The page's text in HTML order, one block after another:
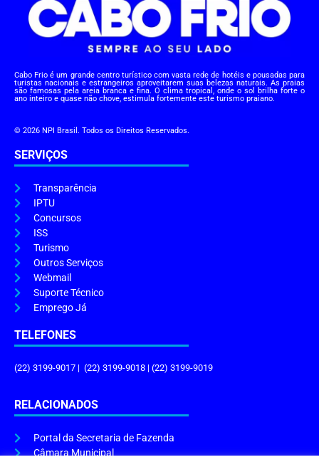
Cabo Frio é um grande centro turístico com vasta rede de hotéis e pousadas para
turistas nacionais e estrangeiros aproveitarem suas belezas naturais. As praias
são famosas pela areia branca e fina. O clima tropical, onde o sol brilha forte o
ano inteiro e quase não chove, estimula fortemente este turismo praiano.
© 2026 NPI Brasil. Todos os Direitos Reservados.
SERVIÇOS
Transparência
IPTU
Concursos
ISS
Turismo
Outros Serviços
Webmail
Suporte Técnico
Emprego Já
TELEFONES
(22) 3199-9017 | (22) 3199-9018 | (22) 3199-9019
RELACIONADOS
Portal da Secretaria de Fazenda
Câmara Municipal